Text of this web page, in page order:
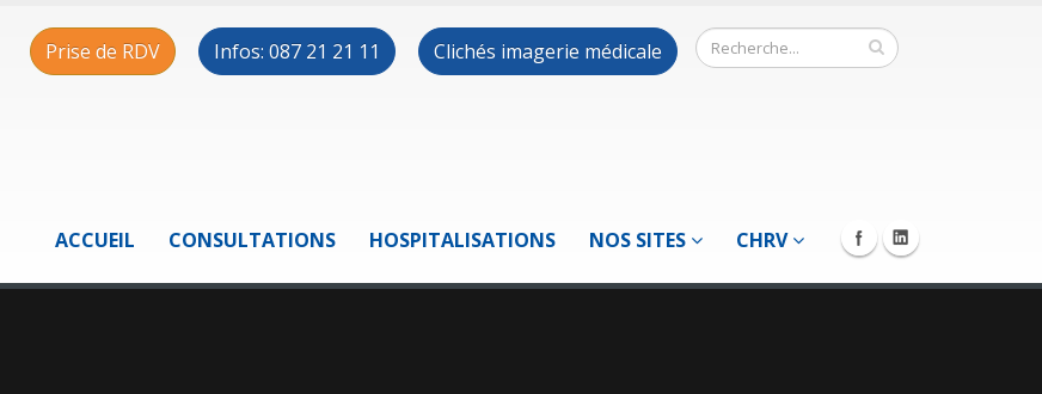
Prise de RDV Infos: 087 21 21 11 Clichés imagerie médicale
ACCUEIL CONSULTATIONS HOSPITALISATIONS NOS SITES CHRV